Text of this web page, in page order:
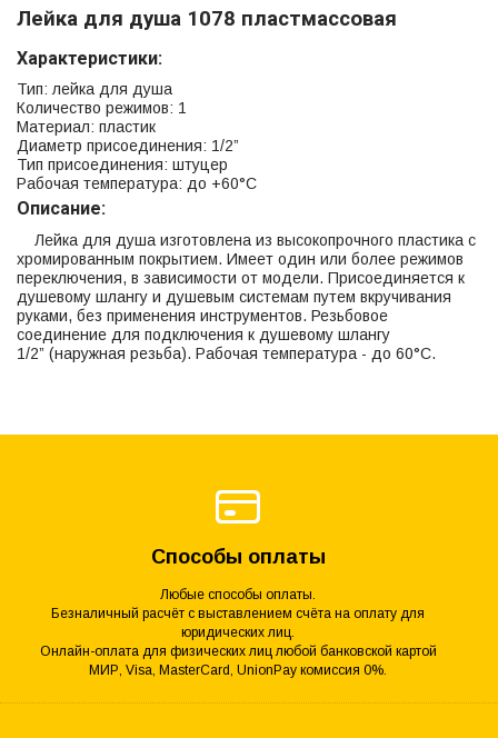
Лейка для душа 1078 пластмассовая
Характеристики:
Тип: лейка для душа
Количество режимов: 1
Материал: пластик
Диаметр присоединения: 1/2”
Тип присоединения: штуцер
Рабочая температура: до +60°С
Описание:
Лейка для душа изготовлена из высокопрочного пластика с
хромированным покрытием. Имеет один или более режимов
переключения, в зависимости от модели. Присоединяется к
душевому шлангу и душевым системам путем вкручивания
руками, без применения инструментов. Резьбовое
соединение для подключения к душевому шлангу
1/2” (наружная резьба). Рабочая температура - до 60°С.
Способы оплаты
Любые способы оплаты.
Безналичный расчёт с выставлением счёта на оплату для
юридических лиц.
Онлайн-оплата для физических лиц любой банковской картой
МИР, Visa, MasterCard, UnionPay комиссия 0%.